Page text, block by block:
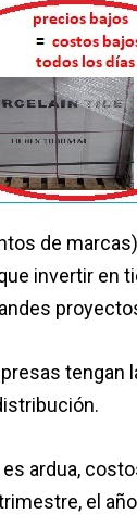
de
invertir en
tengan
ardua,
el